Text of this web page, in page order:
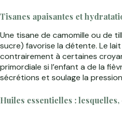
Tisanes apaisantes et
Une tisane de camomille ou de
sucre) favorise la détente. Le
contrairement à certaines
primordiale si l’enfant a de la
sécrétions et soulage la
Huiles essentielles :